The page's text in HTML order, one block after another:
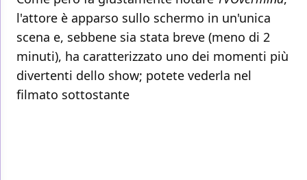
l'attore è apparso sullo schermo in un'unica
scena e, sebbene sia stata breve (meno di 2
minuti), ha caratterizzato uno dei momenti più
divertenti dello show; potete vederla nel
filmato sottostante